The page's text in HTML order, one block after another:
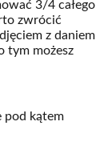
3/4 całego
zwrócić
z daniem
tym możesz
pod kątem